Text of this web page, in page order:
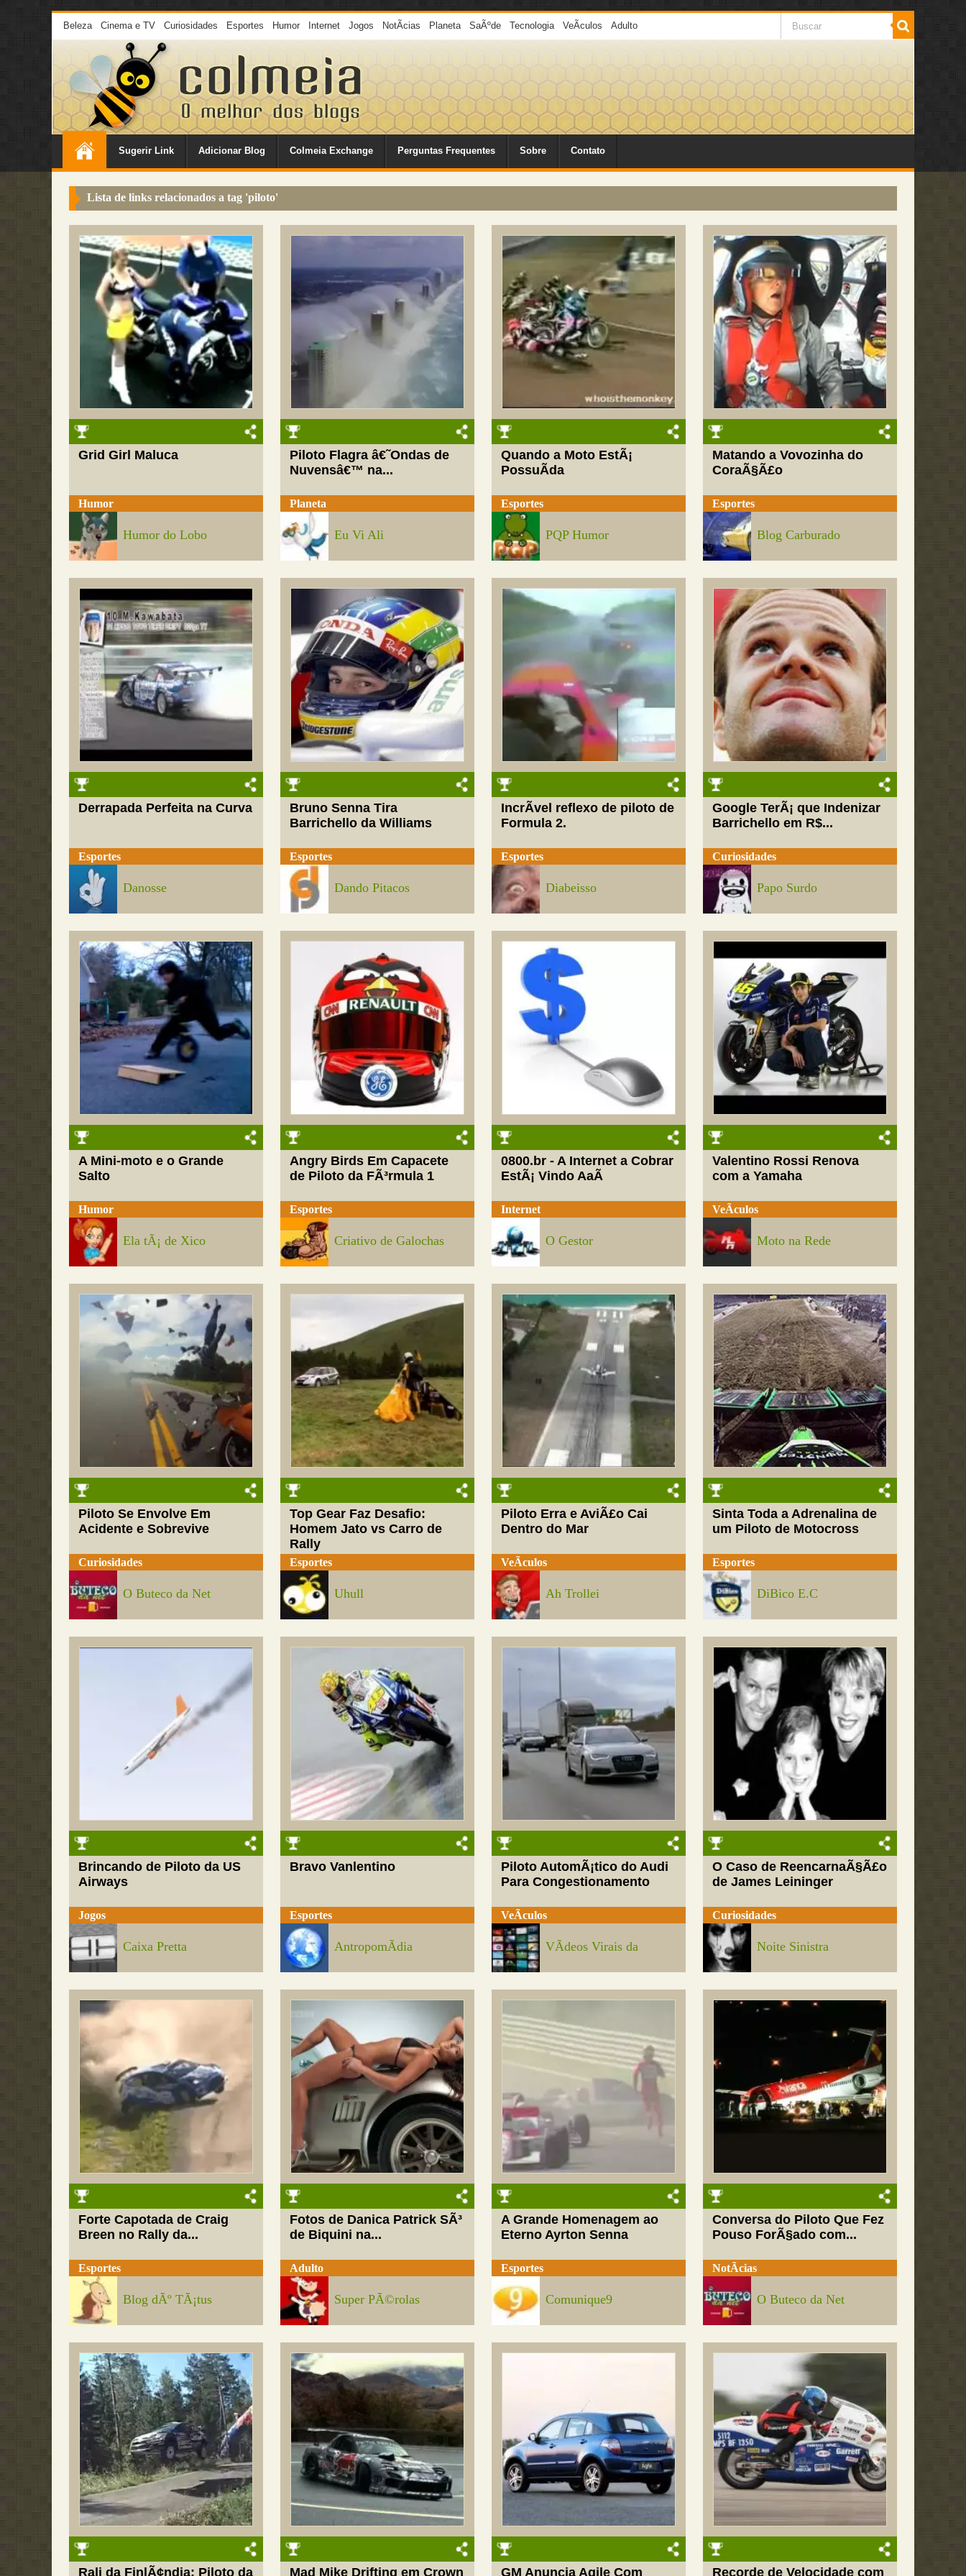
Beleza Cinema e TV Curiosidades Esportes Humor Internet Jogos NotÃ­cias Planeta SaÃºde Tecnologia VeÃ­culos Adulto
Sugerir Link Adicionar Blog Colmeia Exchange Perguntas Frequentes Sobre Contato
Lista de links relacionados a tag 'piloto'
Grid Girl Maluca
Humor
Humor do Lobo
Piloto Flagra â€˜Ondas de
Nuvensâ€™ na...
Planeta
Eu Vi Ali
Quando a Moto EstÃ¡
PossuÃ­da
Esportes
PQP Humor
Matando a Vovozinha do
CoraÃ§Ã£o
Esportes
Blog Carburado
Derrapada Perfeita na Curva
Esportes
Danosse
Bruno Senna Tira
Barrichello da Williams
Esportes
Dando Pitacos
IncrÃ­vel reflexo de piloto de
Formula 2.
Esportes
Diabeisso
Google TerÃ¡ que Indenizar
Barrichello em R$...
Curiosidades
Papo Surdo
A Mini-moto e o Grande
Salto
Humor
Ela tÃ¡ de Xico
Angry Birds Em Capacete
de Piloto da FÃ³rmula 1
Esportes
Criativo de Galochas
0800.br - A Internet a Cobrar
EstÃ¡ Vindo AaÃ­
Internet
O Gestor
Valentino Rossi Renova
com a Yamaha
VeÃ­culos
Moto na Rede
Piloto Se Envolve Em
Acidente e Sobrevive
Curiosidades
O Buteco da Net
Top Gear Faz Desafio:
Homem Jato vs Carro de
Rally
Esportes
Uhull
Piloto Erra e AviÃ£o Cai
Dentro do Mar
VeÃ­culos
Ah Trollei
Sinta Toda a Adrenalina de
um Piloto de Motocross
Esportes
DiBico E.C
Brincando de Piloto da US
Airways
Jogos
Caixa Pretta
Bravo Vanlentino
Esportes
AntropomÃ­dia
Piloto AutomÃ¡tico do Audi
Para Congestionamento
VeÃ­culos
VÃ­deos Virais da
O Caso de ReencarnaÃ§Ã£o
de James Leininger
Curiosidades
Noite Sinistra
Forte Capotada de Craig
Breen no Rally da...
Esportes
Blog dÃº TÃ¡tus
Fotos de Danica Patrick SÃ³
de Biquini na...
Adulto
Super PÃ©rolas
A Grande Homenagem ao
Eterno Ayrton Senna
Esportes
Comunique9
Conversa do Piloto Que Fez
Pouso ForÃ§ado com...
NotÃ­cias
O Buteco da Net
Rali da FinlÃ¢ndia: Piloto da Mad Mike Drifting em Crown GM Anuncia Agile Com Recorde de Velocidade com